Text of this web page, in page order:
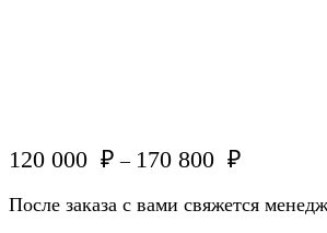
120 000 ₽ – 170 800 ₽
После заказа с вами свяжется